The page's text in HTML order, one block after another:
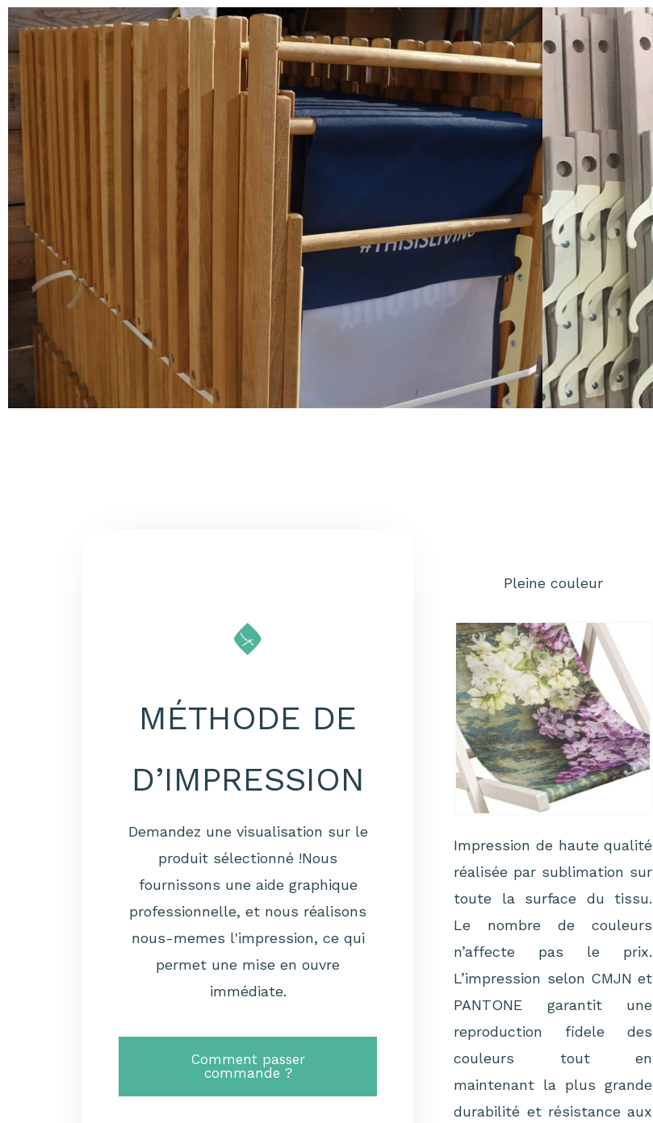
MÉTHODE DE
D’IMPRESSION
Demandez une visualisation sur le
produit sélectionné !Nous
fournissons une aide graphique
professionnelle, et nous réalisons
nous-memes l'impression, ce qui
permet une mise en ouvre
immédiate.
Comment passer
commande ?
Pleine couleur
Impression de haute qualité
réalisée par sublimation sur
toute la surface du tissu.
Le nombre de couleurs
n’affecte pas le prix.
L’impression selon CMJN et
PANTONE garantit une
reproduction fidele des
couleurs tout en
maintenant la plus grande
durabilité et résistance aux